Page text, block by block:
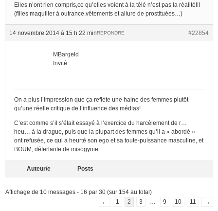
Elles n’ont rien compris,ce qu’elles voient à la télé n’est pas la réalité!!!
(filles maquiller à outrance,vêtements et allure de prostituées…)
14 novembre 2014 à 15 h 22 min #22854
RÉPONDRE
MBargeld
Invité
On a plus l’impression que ça reflète une haine des femmes plutôt
qu’une réelle critique de l’influence des médias!
C’est comme s’il s’était essayé à l’exercice du harcèlement de r…
heu… à la drague, puis que la plupart des femmes qu’il a « abordé »
ont refusée, ce qui a heurté son ego et sa toute-puissance masculine, et
BOUM, déferlante de misogynie.
Auteur/e Posts
Affichage de 10 messages - 16 par 30 (sur 154 au total)
←
1 2 3 9 10 11 →